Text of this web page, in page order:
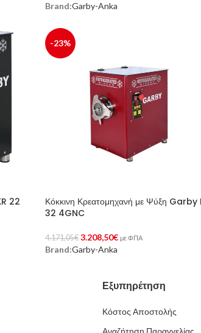
Προσθήκη Στο Καλάθι
Brand:Garby-Anka
22
-23%
Κόκκινη Κρεατομηχανή με Ψύξη Garby
32 4GNC
4.171,05€ 3.208,50€ με ΦΠΑ
Προσθήκη Στο Καλάθι
Brand:Garby-Anka
Εξυπηρέτηση
Κόστος Αποστολής
Αναζήτηση Παραγγελίας